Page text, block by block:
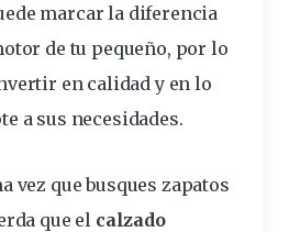
marcar la diferencia
de tu pequeño, por lo
en calidad y en lo
a sus necesidades.
vez que busques zapatos
que el calzado